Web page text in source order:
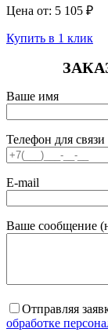
Цена от: 5 105 ₽
Купить в 1 клик
Ваше имя
Телефон для связи
E-mail
Ваше сообщение
Отправляя
обработке